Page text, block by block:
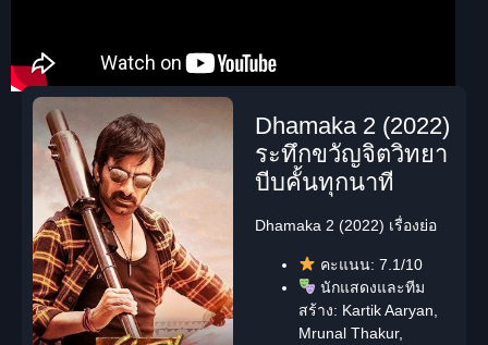
Dhamaka 2 (2022)
ระทึกขวัญจิตวิทยา
บีบคั้นทุกนาที
Dhamaka 2 (2022) เรื่องย่อ
คะแนน: 7.1/10
นักแสดงและทีม
สร้าง: Kartik Aaryan,
Mrunal Thakur,